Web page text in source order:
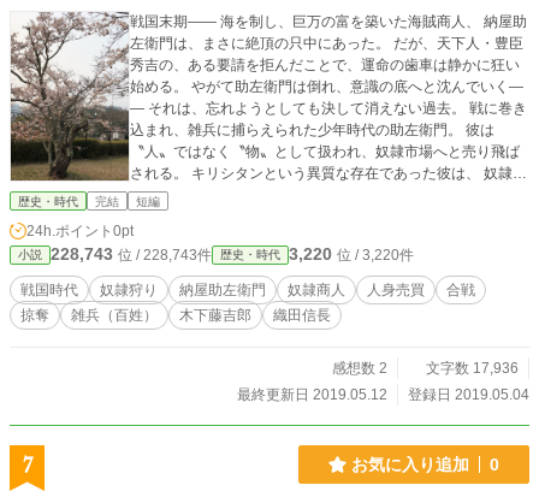
戦国末期―― 海を制し、巨万の富を築いた海賊商人、 納屋助
左衛門は、まさに絶頂の只中にあった。 だが、天下人・豊臣
秀吉の、ある要請を拒んだことで、運命の歯車は静かに狂い
始める。 やがて助左衛門は倒れ、意識の底へと沈んでいく―
― それは、忘れようとしても決して消えない過去。 戦に巻き
込まれ、雑兵に捕らえられた少年時代の助左衛門。 彼は
〝人〟ではなく〝物〟として扱われ、奴隷市場へと売り飛ば
される。 キリシタンという異質な存在であった彼は、 奴隷商
人の元締め――天海の目に留まり、尾張へと連れていかれる
織田信長が、 まだ〝うつけ〟と嘲笑われていた。 だがその裏
で、戦の火種は確実に、静かに広がっていた。 なぜ、人は戦
うのか。 なぜ、戦は人を〝商品〟へと変えるのか。 奴隷商人
が暗躍する戦場で、少年はその残酷な現実を目の当たりにす
る。 怒り。絶望。 そして、抗う意志。 すべては、ここから
歴史・時代 完結 短編
24h.ポイント 0pt
小説 228,743 位 / 228,743件 歴史・時代 3,220 位 / 3,220件
戦国時代 奴隷狩り 納屋助左衛門 奴隷商人 人身売買
合戦
掠奪
雑兵（百姓） 木下藤吉郎 織田信長
感想数 2
文字数 17,936
最終更新日 2019.05.12
登録日 2019.05.04
7 お気に入り追加 0